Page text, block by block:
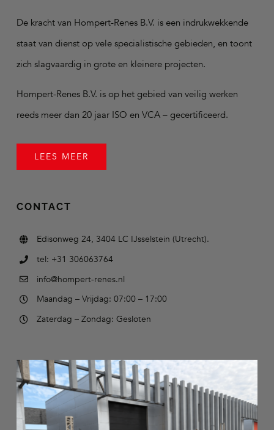
De kracht van Hompert-Renes B.V. is een indrukwekkende
staat van dienst op vele specialistische gebieden, en toont
zich slagvaardig in grote en kleinere projecten.
Hompert-Renes B.V. is op het gebied van veilig werken
reeds meer dan 20 jaar ISO en VCA – gecertificeerd.
LEES MEER
CONTACT
Edisonweg 24, 3404 LC IJsselstein (Utrecht).
tel: +31 306063764
info@hompert-renes.nl
Maandag – Vrijdag: 07:00 – 17:00
Zaterdag – Zondag: Gesloten